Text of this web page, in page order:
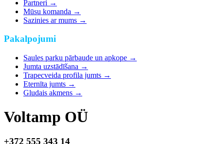
Partneri →
Mūsu komanda →
Sazinies ar mums →
Pakalpojumi
Saules parku pārbaude un apkope →
Jumta uzstādīšana →
Trapecveida profila jumts →
Eternīta jumts →
Gludais akmens →
Voltamp OÜ
+372 555 343 14